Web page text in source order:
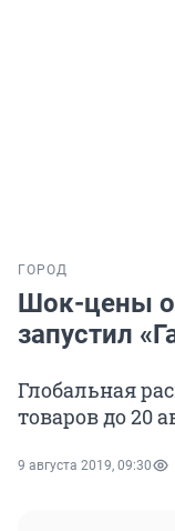
ГОРОД
Шок-цены
запустил
Глобальная
товаров до 20
9 августа 2019, 09:30